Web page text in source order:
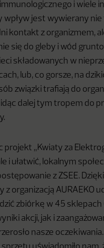
i wiele
wpływ jest wywierany nie
kontakt z organizmem,
się do gleby i wód
składowanych w
lub, co gorsze, na
związki trafiają do
idąc dalej tym tropem do
projekt „Kwiaty za
i ułatwić, lokalnym
z ZSEE.
z organizacją AURAEKO
zbiórkę w 45 sklepach
akcji, jak i
nasze